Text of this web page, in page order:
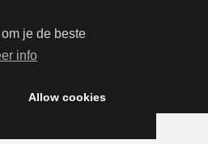
je de beste
info
Allow cookies